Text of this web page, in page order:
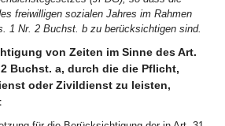
freiwilligen sozialen Jahres im Rahmen
1 Nr. 2 Buchst. b zu berücksichtigen sind.
von Zeiten im Sinne des Art.
2 Buchst. a, durch die die Pflicht,
oder Zivildienst zu leisten,